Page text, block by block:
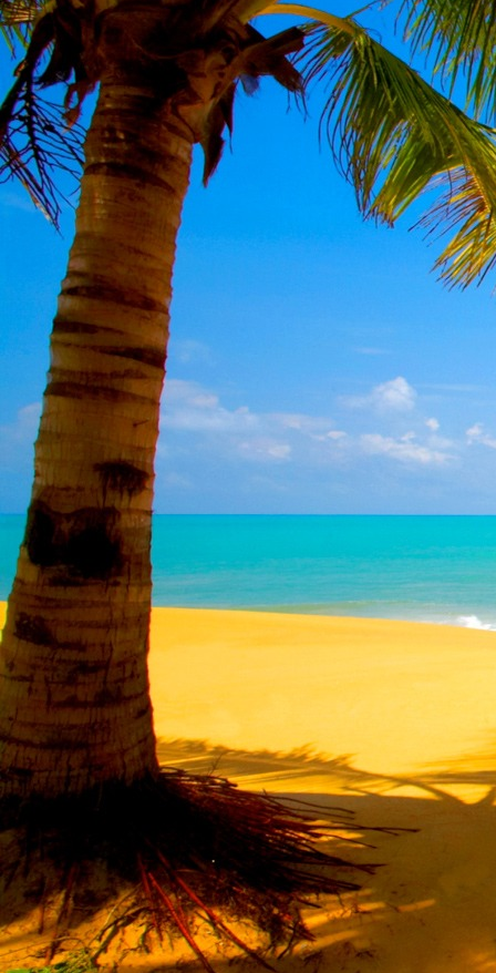
16. hét
Hogy bensőmben maradjon rejtve a szellem
Megérzésem tőlem most szigorral ezt
Hogy isteni adottságaim beérvén
Teremjenek lelkem mélyén
Gyümölcsöt saját Énem számára.
17. hét
Így szól a kozmikus Ige,
Melyet érzékeim kapuin
Vezethettem lelkem mélységeibe:
Kozmikus távlataimmal töltsd be
Szellemed mélységeit, hogy
Kitágíthatom-e annyira a lelkem,
Hogy a kozmikus Igével
Melynek csíráját már magába
Úgy sejtem, hogy új erőre kapva
Lelkemet méltóvá kell tennem arra,
Hogy önmagát a szellem ruhájává
19. hét
Hogy emlékezetemmel titkon
Amit most újonnan magamba
S további törekvésem célja az
Hogy új erőre kapva ébresszen
Saját belső erőket lelkemben,
A kozmikus létezéstől eltávolodva
Magára maradna, önmagát
S ha csak olyan alapokra építene, ami
Akkor voltaképpen meg kellene ölnie
21. hét
Érzem, hogy egy külső termékenyítő
Megerősödve ad át önmagamnak
S érzem, hogy a csíra érlelődik,
És a sejtelem fénnyel telítve
Saját Énem erőihez bennem.